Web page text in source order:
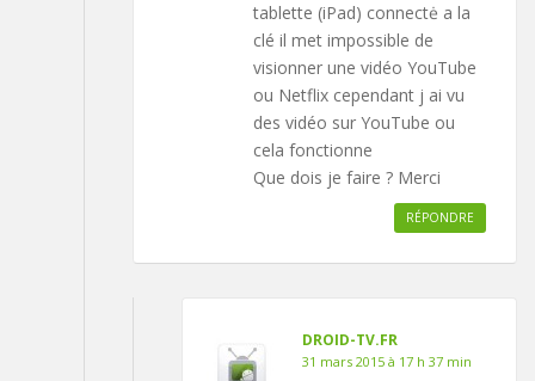
tablette (iPad) connectė a la
clé il met impossible de
visionner une vidéo YouTube
ou Netflix cependant j ai vu
des vidéo sur YouTube ou
cela fonctionne
Que dois je faire ? Merci
RÉPONDRE
DROID-TV.FR
31 mars 2015 à 17 h 37 min